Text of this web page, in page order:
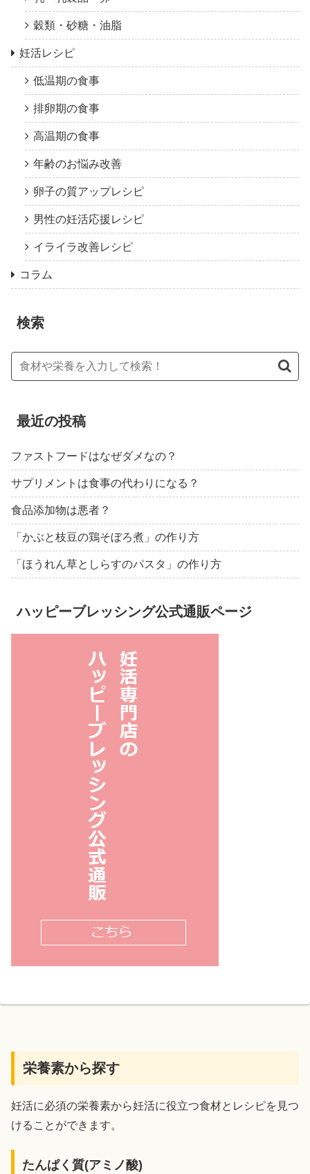
穀類・砂糖・油脂
妊活レシピ
低温期の食事
排卵期の食事
高温期の食事
年齢のお悩み改善
卵子の質アップレシピ
男性の妊活応援レシピ
イライラ改善レシピ
コラム
検索
最近の投稿
ファストフードはなぜダメなの？
サプリメントは食事の代わりになる？
食品添加物は悪者？
「かぶと枝豆の鶏そぼろ煮」の作り方
「ほうれん草としらすのパスタ」の作り方
ハッピーブレッシング公式通販ページ
栄養素から探す
妊活に必須の栄養素から妊活に役立つ食材とレシピを見つ
けることができます。
たんぱく質(アミノ酸)